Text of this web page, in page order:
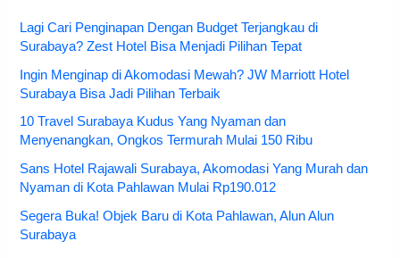
Lagi Cari Penginapan Dengan Budget Terjangkau di
Surabaya? Zest Hotel Bisa Menjadi Pilihan Tepat
Ingin Menginap di Akomodasi Mewah? JW Marriott Hotel
Surabaya Bisa Jadi Pilihan Terbaik
10 Travel Surabaya Kudus Yang Nyaman dan
Menyenangkan, Ongkos Termurah Mulai 150 Ribu
Sans Hotel Rajawali Surabaya, Akomodasi Yang Murah dan
Nyaman di Kota Pahlawan Mulai Rp190.012
Segera Buka! Objek Baru di Kota Pahlawan, Alun Alun
Surabaya